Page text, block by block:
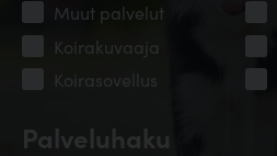
Palveluhaku
Muut palvelut
Koirakuvaaja
Koirasovellus